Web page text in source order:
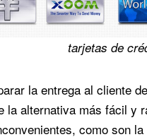
tarjetas de
la entrega al cliente
la alternativa más fácil y
como son